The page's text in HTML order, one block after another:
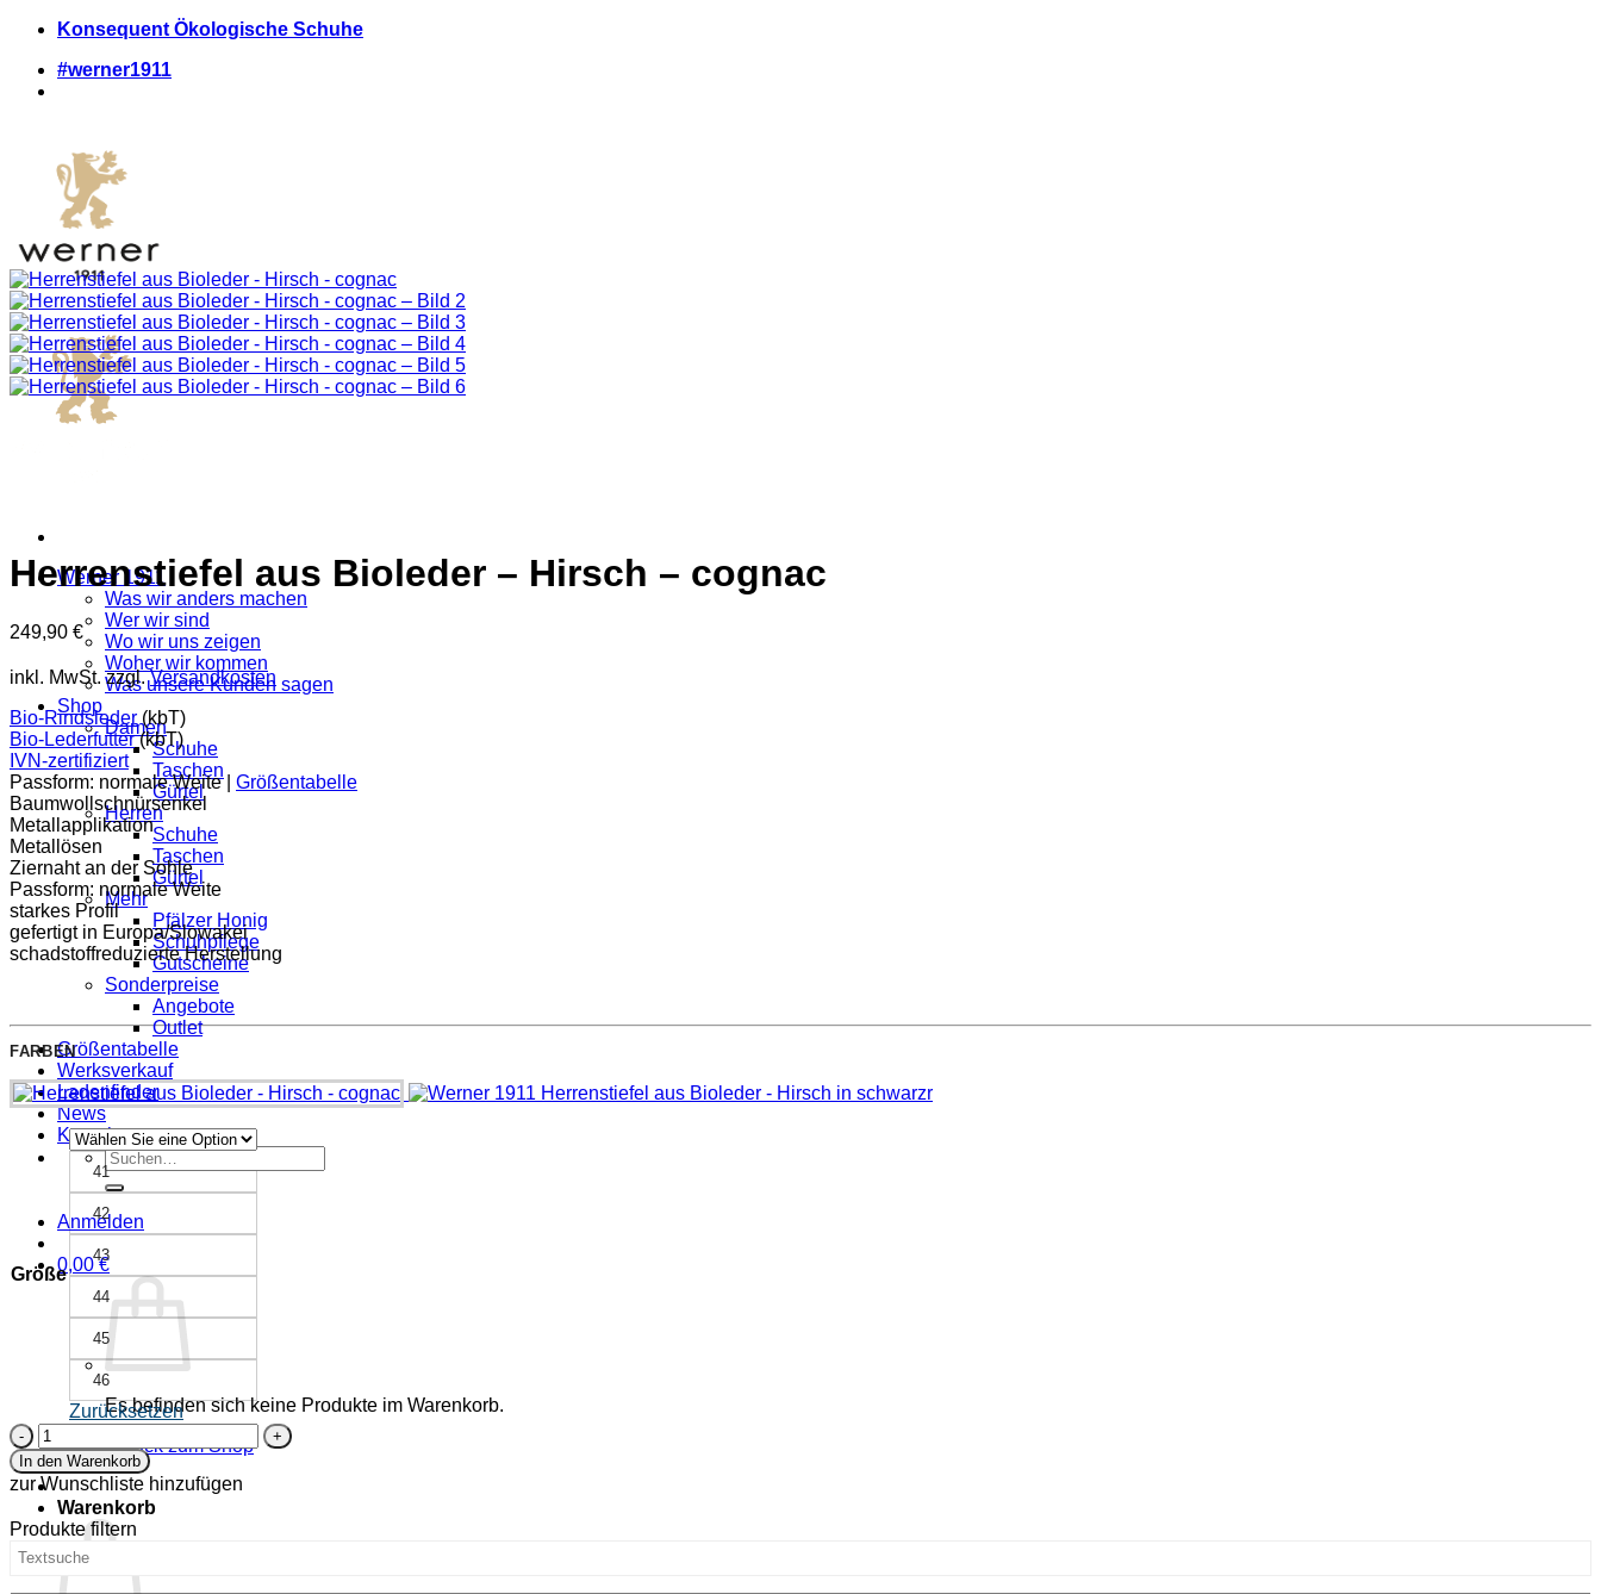
Zum
springen
Konsequent Ökologische Schuhe
#werner1911
Werner 1911
Was wir anders machen
Wer wir sind
Wo wir uns zeigen
Woher wir kommen
Was unsere Kunden sagen
Shop
Damen
Schuhe
Taschen
Gürtel
Herren
Schuhe
Taschen
Gürtel
Mehr
Pfälzer Honig
Schuhpflege
Gutscheine
Sonderpreise
Angebote
Outlet
Größentabelle
Werksverkauf
Ladenfinder
News
Kontakt
Suche
nach:
Anmelden
0,00€
Es befinden sich keine Produkte im Warenkorb.
Zurück zum Shop
Warenkorb
Herrenstiefel aus Bioleder – Hirsch – cognac
249,90 €
inkl. MwSt. zzgl.Versandkosten
Bio-Rindsleder (kbT)
Bio-Lederfutter(kbT)
IVN-zertifiziert
Passform: normale Weite | Größentabelle
Baumwollschnürsenkel
Metallapplikation
Metallösen
Ziernaht an der Sohle
Passform: normale Weite
starkes Profil
gefertigt in Europa/Slowakei
schadstoffreduzierte Herstellung
FARBEN
Größe
41
42
43
44
45
46
Zurücksetzen
Herrenstiefel
aus
Bioleder
-
Hirsch
-
cognac
Menge
In den Warenkorb
zur Wunschliste hinzufügen
Produkte filtern